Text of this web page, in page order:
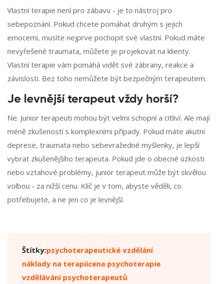
Vlastní terapie není pro zábavu - je to nástroj pro
sebepoznání. Pokud chcete pomáhat druhým s jejich
emocemi, musíte nejprve pochopit své vlastní. Pokud máte
nevyřešené traumata, můžete je projekovat na klienty.
Vlastní terapie vám pomáhá vidět své zábrany, reakce a
závislosti. Bez toho nemůžete být bezpečným terapeutem.
Je levnější terapeut vždy horší?
Ne. Junior terapeuti mohou být velmi schopní a citliví. Ale mají
méně zkušeností s komplexními případy. Pokud máte akutní
deprese, traumata nebo sebevražedné myšlenky, je lepší
vybrat zkušenějšího terapeuta. Pokud jde o obecné úzkosti
nebo vztahové problémy, junior terapeut může být skvělou
volbou - za nižší cenu. Klíč je v tom, abyste věděli, co
potřebujete, a ne jen co je levnější.
Štítky:psychoterapeutické vzdělání
náklady na terapiicena psychoterapie
vzdělávání psychoterapeutů